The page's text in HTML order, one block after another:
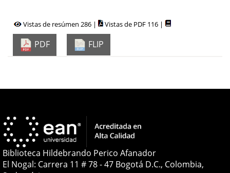
Vistas de resúmen 286 | Vistas de PDF 116 |
PDF FLIP
Biblioteca Hildebrando Perico Afanador
El Nogal: Carrera 11 # 78 - 47 Bogotá D.C., Colombia,